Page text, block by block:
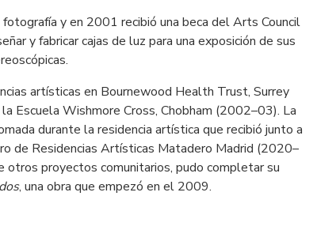
y en 2001 recibió una beca del Arts Council
y fabricar cajas de luz para una exposición de sus
artísticas en Bournewood Health Trust, Surrey
Escuela Wishmore Cross, Chobham (2002–03). La
durante la residencia artística que recibió junto a
de Residencias Artísticas Matadero Madrid (2020–
otros proyectos comunitarios, pudo completar su
, una obra que empezó en el 2009.